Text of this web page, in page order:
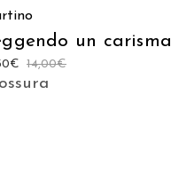
un carisma
14,00€
€